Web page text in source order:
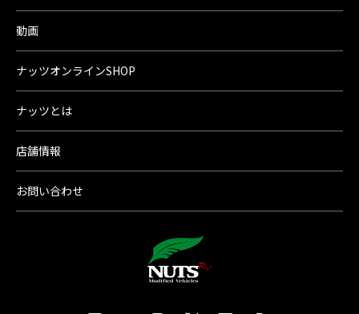
動画
ナッツオンラインSHOP
ナッツとは
店舗情報
お問い合わせ